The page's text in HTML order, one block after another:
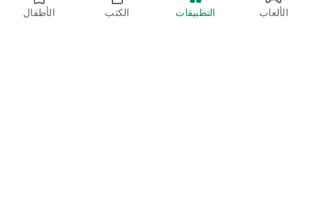
الألعاب التطبيقات الكتب الأطفال